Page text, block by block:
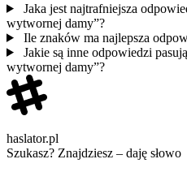
Jaka jest najtrafniejsza
wytwornej damy”?
Ile znaków ma najlepsza
Jakie są inne odpowiedzi
wytwornej damy”?
haslator.pl
Szukasz? Znajdziesz – daję słowo